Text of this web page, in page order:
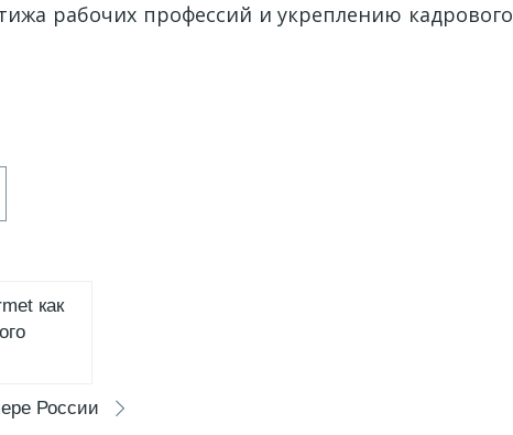
рабочих профессий и укреплению кадрового
как
России